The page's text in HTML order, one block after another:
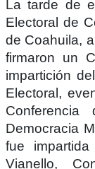
La tarde de
Electoral de
de Coahuila,
firmaron un
impartición
Electoral,
Democracia
fue
Vianello,